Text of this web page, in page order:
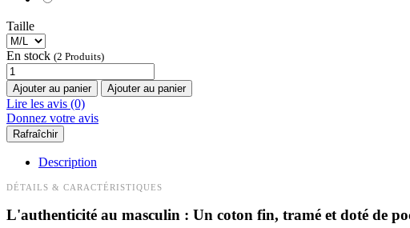
Taille
En stock (2 Produits)
Ajouter au panier Ajouter au panier
Lire les avis (0)
Donnez votre avis
Description
DÉTAILS & CARACTÉRISTIQUES
L'authenticité au masculin : Un coton fin, tramé et doté de